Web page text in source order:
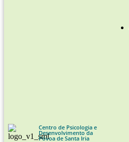
Centro de Psicologia e
Desenvolvimento da
Póvoa de Santa Iria